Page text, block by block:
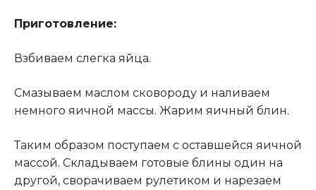
Приготовление:
Взбиваем слегка яйца.
Смазываем маслом сковороду и наливаем
немного яичной массы. Жарим яичный блин.
Таким образом поступаем с оставшейся яичной
массой. Складываем готовые блины один на
другой, сворачиваем рулетиком и нарезаем